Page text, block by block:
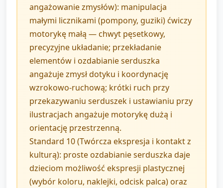
angażowanie zmysłów): manipulacja
małymi licznikami (pompony, guziki) ćwiczy
motorykę małą — chwyt pęsetkowy,
precyzyjne układanie; przekładanie
elementów i ozdabianie serduszka
angażuje zmysł dotyku i koordynację
wzrokowo-ruchową; krótki ruch przy
przekazywaniu serduszek i ustawianiu przy
ilustracjach angażuje motorykę dużą i
orientację przestrzenną.
Standard 10 (Twórcza ekspresja i kontakt z
kulturą): proste ozdabianie serduszka daje
dzieciom możliwość ekspresji plastycznej
(wybór koloru, naklejki, odcisk palca) oraz